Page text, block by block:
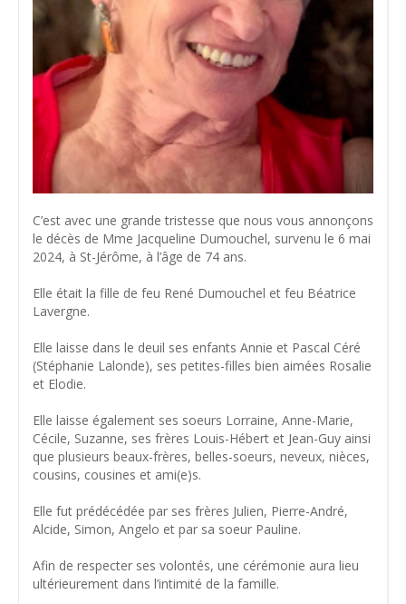
C’est avec une grande tristesse que nous vous annonçons
le décès de Mme Jacqueline Dumouchel, survenu le 6 mai
2024, à St-Jérôme, à l’âge de 74 ans.
Elle était la fille de feu René Dumouchel et feu Béatrice
Lavergne.
Elle laisse dans le deuil ses enfants Annie et Pascal Céré
(Stéphanie Lalonde), ses petites-filles bien aimées Rosalie
et Elodie.
Elle laisse également ses soeurs Lorraine, Anne-Marie,
Cécile, Suzanne, ses frères Louis-Hébert et Jean-Guy ainsi
que plusieurs beaux-frères, belles-soeurs, neveux, nièces,
cousins, cousines et ami(e)s.
Elle fut prédécédée par ses frères Julien, Pierre-André,
Alcide, Simon, Angelo et par sa soeur Pauline.
Afin de respecter ses volontés, une cérémonie aura lieu
ultérieurement dans l’intimité de la famille.